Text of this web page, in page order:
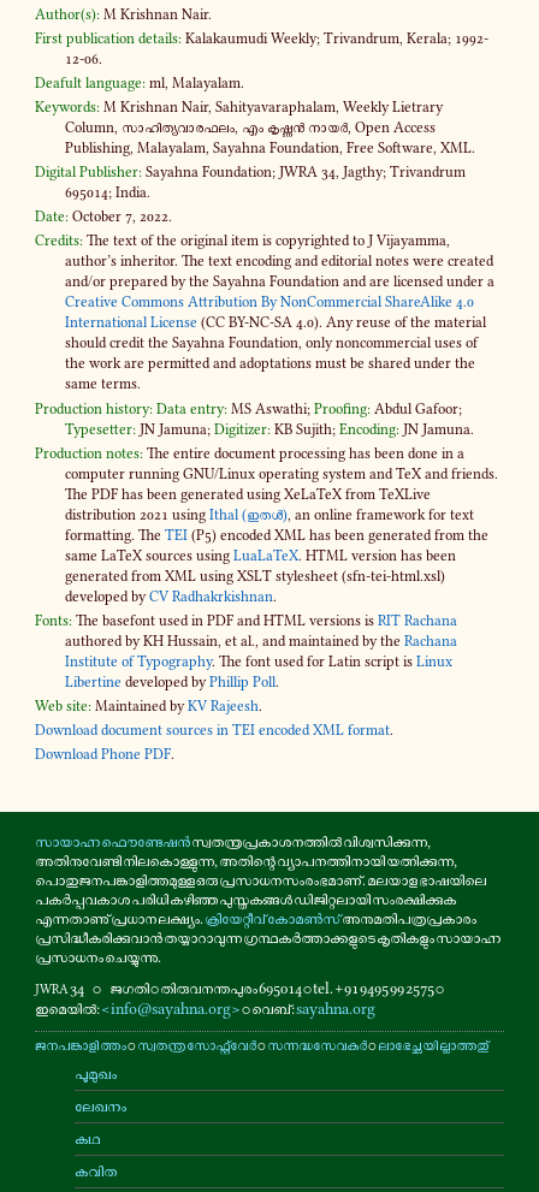
Author(s): M Krishnan Nair.
First publication details: Kalakaumudi Weekly; Trivandrum, Kerala; 1992-
12-06.
Deafult language: ml, Malayalam.
Keywords: M Krishnan Nair, Sahityavaraphalam, Weekly Lietrary
Column, സാ­ഹി­ത്യ­വാ­ര­ഫ­ലം, എം കൃ­ഷ്ണൻ നായർ, Open Access
Publishing, Malayalam, Sayahna Foundation, Free Software, XML.
Digital Publisher: Sayahna Foundation; JWRA 34, Jagthy; Trivandrum
695014; India.
Date: October 7, 2022.
Credits: The text of the original item is copyrighted to J Vijayamma,
author’s inheritor. The text encoding and editorial notes were created
and​/or prepared by the Sayahna Foundation and are licensed under a
Creative Commons Attribution By NonCommercial ShareAlike 4​.0
International License (CC BY-​NC-SA 4​.0). Any reuse of the material
should credit the Sayahna Foundation, only noncommercial uses of
the work are permitted and adoptations must be shared under the
same terms.
Production history: Data entry: MS Aswathi;Proofing: Abdul Gafoor;
Typesetter: JN Jamuna;Digitizer: KB Sujith;Encoding: JN Jamuna.
Production notes: The entire document processing has been done in a
computer running GNU/Linux operating system and TeX and friends.
The PDF has been generated using XeLaTeX from TeXLive
distribution 2021 usingIthal (ഇതൾ) , an online framework for text
formatting. TheTEI (P5) encoded XML has been generated from the
same LaTeX sources usingLuaLaTeX. HTML version has been
generated from XML using XSLT stylesheet (sfn-​tei-html.xsl)
developed byCV Radhakrkishnan.
Fonts: The basefont used in PDF and HTML versions isRIT Rachana
authored by KH Hussain, et al., and maintained by theRachana
Institute of Typography. The font used for Latin script isLinux
Libertine developed byPhillip Poll.
Web site: Maintained byKV Rajeesh.
Download document sources in TEI encoded XML format.
Download Phone PDF.
സാ­യാ­ഹ്ന ഫൌ­ണ്ടേ­ഷൻസ്വ­ത­ന്ത്ര­പ്ര­കാ­ശ­ന­ത്തിൽ വി­ശ്വ­സി­ക്കു­ന്ന,
അ­തി­നു­വേ­ണ്ടി നി­ല­കൊ­ള്ളു­ന്ന, അ­തി­ന്റെ വ്യാ­പ­ന­ത്തി­നാ­യി യ­ത്നി­ക്കു­ന്ന,
പൊ­തു­ജ­ന­പ­ങ്കാ­ളി­ത്ത­മു­ള്ള ഒരു പ്ര­സാ­ധ­ന­സം­രം­ഭ­മാ­ണ്. മലയാള ഭാ­ഷ­യി­ലെ
പ­കർ­പ്പ­വ­കാ­ശ പരിധി ക­ഴി­ഞ്ഞ പു­സ്ത­ക­ങ്ങൾ ഡി­ജി­റ്റ­ലാ­യി സം­ര­ക്ഷി­ക്കു­ക
എ­ന്ന­താ­ണു് പ്ര­ധാ­ന ല­ക്ഷ്യം. ക്രി­യേ­റ്റീ­വ് കോ­മൺ­സ്അ­നു­മ­തി­പ­ത്ര­പ്ര­കാ­രം
പ്ര­സി­ദ്ധീ­ക­രി­ക്കു­വാൻ ത­യ്യാ­റാ­വു­ന്ന ഗ്ര­ന്ഥ­കർ­ത്താ­ക്ക­ളു­ടെ കൃ­തി­ക­ളും സാ­യാ­ഹ്ന
പ്ര­സാ­ധ­നം ചെ­യ്യു­ന്നു.
JWRA34 ⚬ ജഗതി ⚬ തി­രു­വ­ന­ന്ത­പു­രം 695014 ⚬ tel. +91 9495 99 2575 ⚬
ഇ­മെ­യിൽ:<info@sayahna.org>⚬ വെബ്:sayahna.org
ജ­ന­പ­ങ്കാ­ളി­ത്തം⚬സ്വ­ത­ന്ത്ര സോ­ഫ്റ്റ്‌­വേർ⚬സ­ന്ന­ദ്ധ­സേ­വ­കർ⚬ലാ­ഭേ­ച്ഛ­യി­ല്ലാ­ത്ത­തു്
പൂ­മു­ഖം
ലേഖനം
കഥ
കവിത